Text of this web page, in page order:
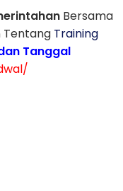
Bersama
Tentang Training
Tanggal